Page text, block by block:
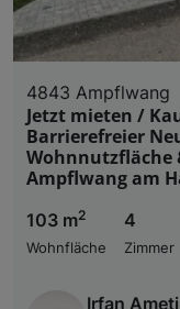
4843 Ampflwang
Jetzt mieten /
Barrierefreier
Wohnnutzfläche
Ampflwang am
103 m2
Wohnfläche
4
Zimmer
Irfan Ameti